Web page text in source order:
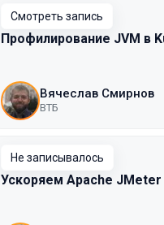
Смотреть запись
Профилирование JVM в
Вячеслав Смирнов
ВТБ
Не записывалось
Ускоряем Apache JMeter